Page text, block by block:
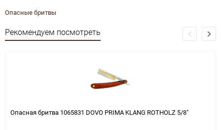
Опасные бритвы
Рекомендуем посмотреть
Опасная бритва 1065831 DOVO PRIMA KLANG ROTHOLZ 5/8"